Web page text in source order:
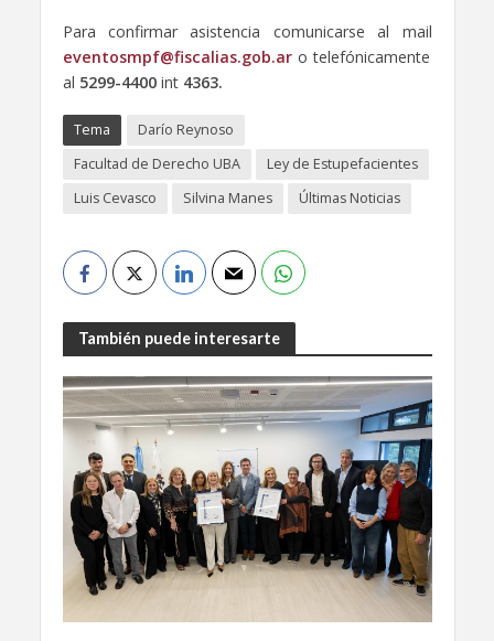
Para confirmar asistencia comunicarse al mail
eventosmpf@fiscalias.gob.aro telefónicamente
al 5299-4400int 4363.
Tema
Darío Reynoso
Facultad de Derecho UBA
Ley de Estupefacientes
Luis Cevasco
Silvina Manes Últimas Noticias
También puede interesarte